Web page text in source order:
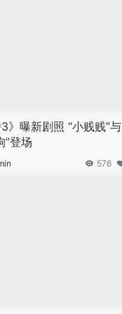
3》曝新剧照 “小贱贱”与
”登场
576